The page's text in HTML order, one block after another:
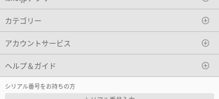
カテゴリー
アカウントサービス
ヘルプ＆ガイド
シリアル番号をお持ちの方